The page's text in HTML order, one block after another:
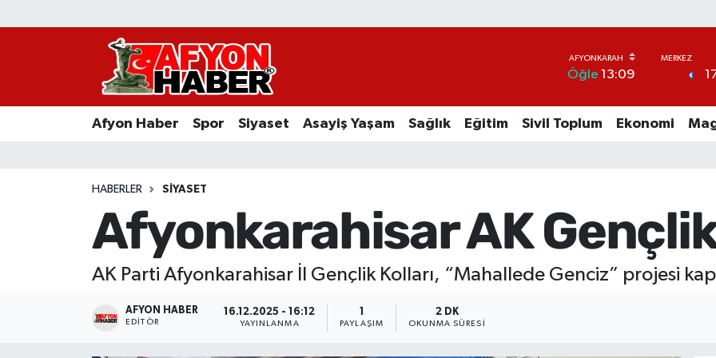
Öğle 13:09
Afyon Haber Spor Siyaset Asayiş Yaşam Sağlık Eğitim Sivil Toplum Ekonomi
HABERLER SIYASET
Afyonkarahisar AK
AK Parti Afyonkarahisar İl Gençlik Kolları, “Mahallede Genciz” projesi
AFYON HABER
EDITÖR
16.12.2025 - 16:12
YAYINLANMA PAYLAŞIM
2 DK
OKUNMA SÜRESI
Afyon Haber
Asayiş Yaşam